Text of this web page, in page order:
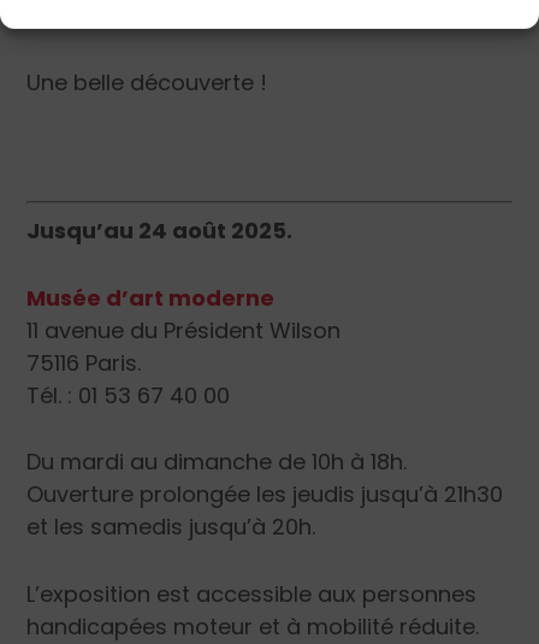
Une belle découverte !
Jusqu’au 24 août 2025.
Musée d’art moderne
11 avenue du Président Wilson
75116 Paris.
Tél. : 01 53 67 40 00
Du mardi au dimanche de 10h à 18h.
Ouverture prolongée les jeudis jusqu’à 21h30
et les samedis jusqu’à 20h.
L’exposition est accessible aux personnes
handicapées moteur et à mobilité réduite.